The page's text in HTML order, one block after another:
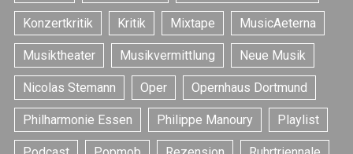
Konzertkritik Kritik Mixtape MusicAeterna
Musiktheater Musikvermittlung Neue Musik
Nicolas Stemann Oper Opernhaus Dortmund
Philharmonie Essen Philippe Manoury Playlist
S
e
a
r
c
h
f
o
r